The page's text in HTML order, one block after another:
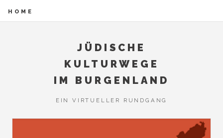
HOME
JÜDISCHE
KULTURWEGE
IM BURGENLAND
EIN VIRTUELLER RUNDGANG